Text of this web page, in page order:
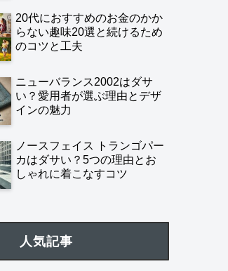
20代におすすめのお金のかか
らない趣味20選と続けるため
のコツと工夫
ニューバランス2002はダサ
い？愛用者が選ぶ理由とデザ
インの魅力
ノースフェイス トランゴパー
カはダサい？5つの理由とお
しゃれに着こなすコツ
人気記事